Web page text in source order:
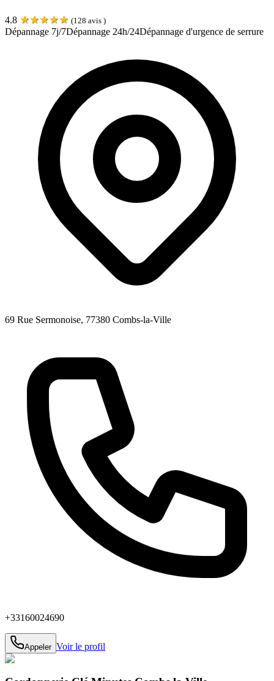
4.8 ★★★★★ (128 avis )
Dépannage 7j/7Dépannage 24h/24Dépannage d'urgence de serrure
69 Rue Sermonoise, 77380 Combs-la-Ville
+33160024690
Appeler Voir le profil